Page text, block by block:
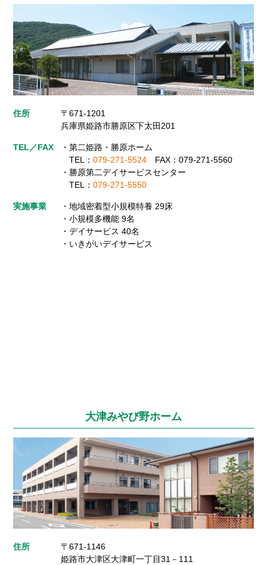
住所
〒671-1201
兵庫県姫路市勝原区下太田201
TEL／FAX
・第二姫路・勝原ホーム
TEL：079-271-5524
FAX：079-271-5560
・勝原第二デイサービスセンター
TEL：079-271-5550
実施事業
・地域密着型小規模特養 29床
・小規模多機能 9名
・デイサービス 40名
・いきがいデイサービス
大津みやび野ホーム
住所
〒671-1146
姫路市大津区大津町一丁目31－111